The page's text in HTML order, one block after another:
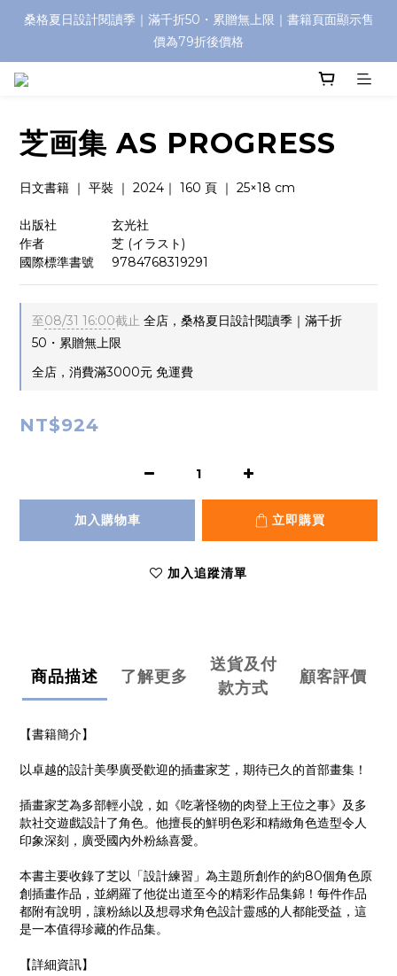
桑格夏日設計閱讀季｜滿千折50・累贈無上限｜書籍頁面顯示售
價為79折後價格
芝画集 AS PROGRESS
日文書籍 ｜ 平裝 ｜ 2024｜ 160 頁 ｜ 25×18 cm
出版社　　　     玄光社
作者　　　　     芝 (イラスト)
國際標準書號     9784768319291
至08/31 16:00截止 全店，桑格夏日設計閱讀季｜滿千折
50・累贈無上限
全店，消費滿3000元 免運費
NT$924
加入購物車 立即購買
加入追蹤清單
商品描述 了解更多
送貨及付
款方式
顧客評價
【書籍簡介】
以卓越的設計美學廣受歡迎的插畫家芝，期待已久的首部畫集！
插畫家芝為多部輕小說，如《吃著怪物的肉登上王位之事》及多
款社交遊戲設計了角色。他擅長的鮮明色彩和精緻角色造型令人
印象深刻，廣受國內外粉絲喜愛。
本書主要收錄了芝以「設計練習」為主題所創作的約80個角色原
創插畫作品，並網羅了他從出道至今的精彩作品集錦！每件作品
都附有說明，讓粉絲以及想尋求角色設計靈感的人都能受益，這
是一本值得珍藏的作品集。
【詳細資訊】